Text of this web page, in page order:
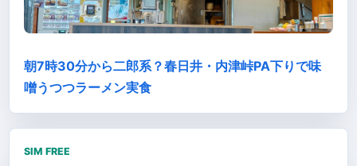
朝7時30分から二郎系？春日井・内津峠PA下りで味
噌うつつラーメン実食
SIM FREE